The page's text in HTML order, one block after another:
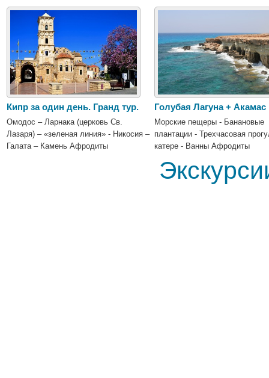
Кипр за один день. Гранд тур.
Омодос – Ларнака (церковь Св.
Лазаря) – «зеленая линия» - Никосия –
Галата – Камень Афродиты
Голубая Лагуна + Акамас
Морские пещеры - Банановые
плантации - Трехчасовая
катере - Ванны Афродиты